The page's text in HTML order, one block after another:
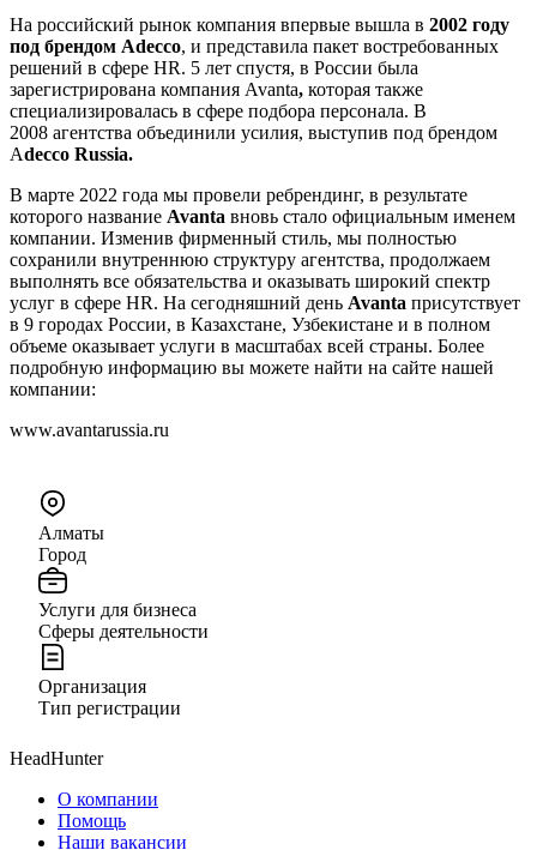
На российский рынок компания впервые вышла в 2002 году
под брендом Adecco, и представила пакет востребованных
решений в сфере HR. 5 лет спустя, в России была
зарегистрирована компания Avanta, которая также
специализировалась в сфере подбора персонала. В
2008 агентства объединили усилия, выступив под брендом
Adecco Russia.
В марте 2022 года мы провели ребрендинг, в результате
которого название Avanta вновь стало официальным именем
компании. Изменив фирменный стиль, мы полностью
сохранили внутреннюю структуру агентства, продолжаем
выполнять все обязательства и оказывать широкий спектр
услуг в сфере HR. На сегодняшний день Avanta присутствует
в 9 городах России, в Казахстане, Узбекистане и в полном
объеме оказывает услуги в масштабах всей страны. Более
подробную информацию вы можете найти на сайте нашей
компании:
www.avantarussia.ru
Алматы
Город
Услуги для бизнеса
Сферы деятельности
Организация
Тип регистрации
HeadHunter
О компании
Помощь
Наши вакансии